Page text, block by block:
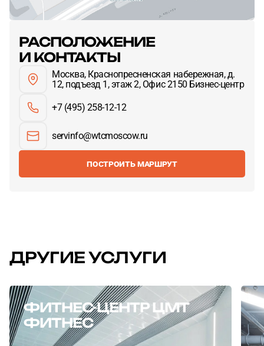
РАСПОЛОЖЕНИЕ
И КОНТАКТЫ
Москва, Краснопресненская набережная, д.
12, подъезд 1, этаж 2, Офис 2150 Бизнес-центр
+7 (495) 258-12-12
servinfo@wtcmoscow.ru
ПОСТРОИТЬ МАРШРУТ
ДРУГИЕ УСЛУГИ
ФИТНЕС-ЦЕНТР ЦМТ
ФИТНЕС